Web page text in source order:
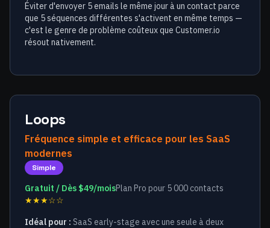
Éviter d'envoyer 5 emails le même jour à un contact parce
que 5 séquences différentes s'activent en même temps —
c'est le genre de problème coûteux que Customer.io
résout nativement.
Loops
Fréquence simple et efficace pour les SaaS
modernes
Simple
Gratuit / Dès $49/moisPlan Pro pour 5 000 contacts
★★★☆☆
Idéal pour : SaaS early-stage avec une seule à deux